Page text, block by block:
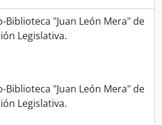
Biblioteca "Juan León Mera" de
Legislativa.
Biblioteca "Juan León Mera" de
Legislativa.